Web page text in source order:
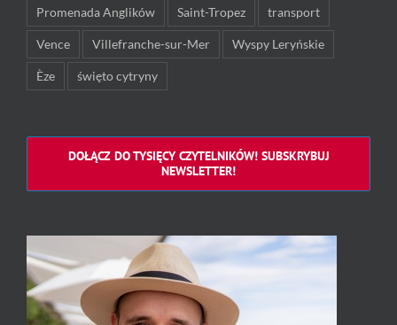
Promenada Anglików Saint-Tropez transport
Vence Villefranche-sur-Mer Wyspy Leryńskie
Èze święto cytryny
DOŁĄCZ DO TYSIĘCY CZYTELNIKÓW! SUBSKRYBUJ
NEWSLETTER!